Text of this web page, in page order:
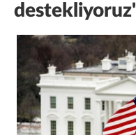
destekliyoruz'